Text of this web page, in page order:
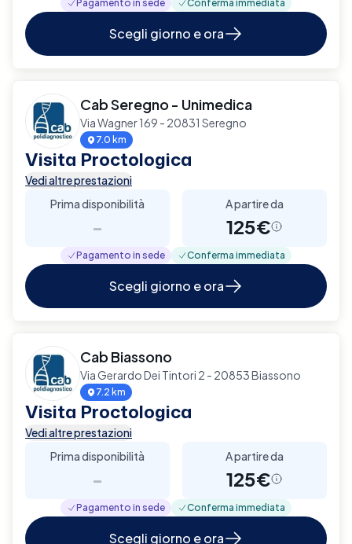
Pagamento in sede Conferma immediata
Scegli giorno e ora
Cab Seregno - Unimedica
Via Wagner 169 - 20831 Seregno
7.0 km
Visita Proctologica
Vedi altre prestazioni
Prima disponibilità
-
A partire da
125€
Pagamento in sede Conferma immediata
Scegli giorno e ora
Cab Biassono
Via Gerardo Dei Tintori 2 - 20853 Biassono
7.2 km
Visita Proctologica
Vedi altre prestazioni
Prima disponibilità
-
A partire da
125€
Pagamento in sede Conferma immediata
Scegli giorno e ora